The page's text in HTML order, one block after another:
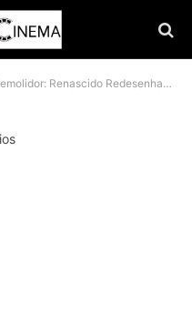
Redesenham 5 Personagens Icônicos do MCU